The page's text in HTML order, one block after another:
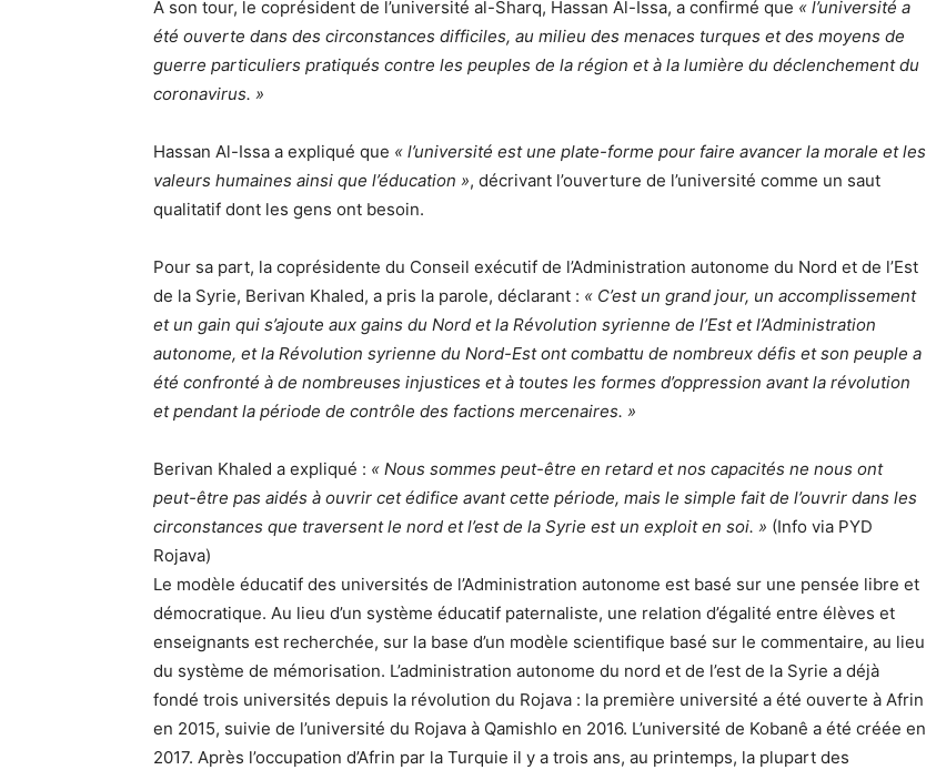
À son tour, le coprésident de l’université al-Sharq, Hassan Al-Issa, a confirmé que « l’université a
été ouverte dans des circonstances difficiles, au milieu des menaces turques et des moyens de
guerre particuliers pratiqués contre les peuples de la région et à la lumière du déclenchement du
coronavirus. »
Hassan Al-Issa a expliqué que « l’université est une plate-forme pour faire avancer la morale et les
valeurs humaines ainsi que l’éducation », décrivant l’ouverture de l’université comme un saut
qualitatif dont les gens ont besoin.
Pour sa part, la coprésidente du Conseil exécutif de l’Administration autonome du Nord et de l’Est
de la Syrie, Berivan Khaled, a pris la parole, déclarant : « C’est un grand jour, un accomplissement
et un gain qui s’ajoute aux gains du Nord et la Révolution syrienne de l’Est et l’Administration
autonome, et la Révolution syrienne du Nord-Est ont combattu de nombreux défis et son peuple a
été confronté à de nombreuses injustices et à toutes les formes d’oppression avant la révolution
et pendant la période de contrôle des factions mercenaires. »
Berivan Khaled a expliqué : « Nous sommes peut-être en retard et nos capacités ne nous ont
peut-être pas aidés à ouvrir cet édifice avant cette période, mais le simple fait de l’ouvrir dans les
circonstances que traversent le nord et l’est de la Syrie est un exploit en soi. » (Info via PYD
Rojava)
Le modèle éducatif des universités de l’Administration autonome est basé sur une pensée libre et
démocratique. Au lieu d’un système éducatif paternaliste, une relation d’égalité entre élèves et
enseignants est recherchée, sur la base d’un modèle scientifique basé sur le commentaire, au lieu
du système de mémorisation. L’administration autonome du nord et de l’est de la Syrie a déjà
fondé trois universités depuis la révolution du Rojava : la première université a été ouverte à Afrin
en 2015, suivie de l’université du Rojava à Qamishlo en 2016. L’université de Kobanê a été créée en
2017. Après l’occupation d’Afrin par la Turquie il y a trois ans, au printemps, la plupart des